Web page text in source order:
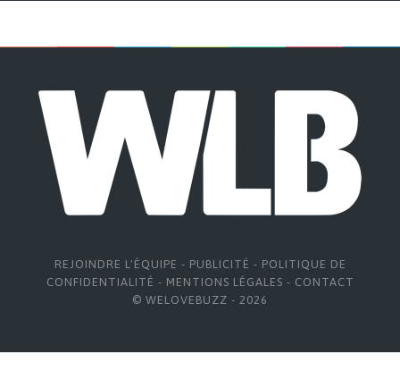
REJOINDRE L'ÉQUIPE - PUBLICITÉ - POLITIQUE DE
CONFIDENTIALITÉ - MENTIONS LÉGALES - CONTACT
© WELOVEBUZZ - 2026